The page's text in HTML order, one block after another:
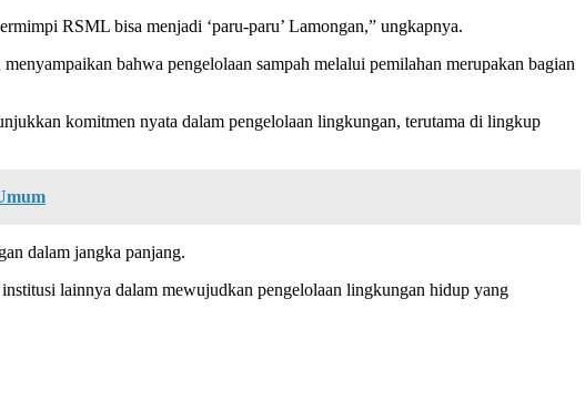
RSML bisa menjadi ‘paru-paru’ Lamongan,” ungkapnya.
bahwa pengelolaan sampah melalui pemilahan merupakan bagian
komitmen nyata dalam pengelolaan lingkungan, terutama di lingkup
dalam jangka panjang.
lainnya dalam mewujudkan pengelolaan lingkungan hidup yang